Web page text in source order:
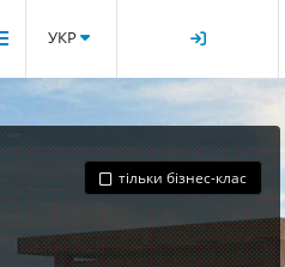
УКР
тільки бізнес-клас